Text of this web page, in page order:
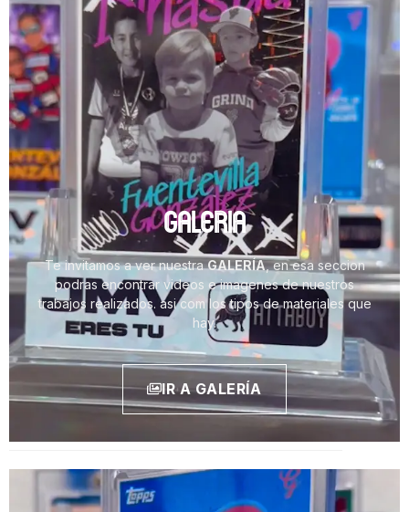
GALERIA
Te invitamos a ver nuestraGALERÍA, en esa seccion
podras encontrar videos e imagenes de nuestros
trabajos realizados. asi com los tipos de materiales que
hay.
IR A GALERÍA